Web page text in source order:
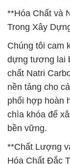
**Hóa Chất và
Trong Xây
Chúng tôi cam
dựng tương lai
chất Natri
nền tảng cho
phối hợp hoàn
chìa khóa để
bền vững.
**Chất Lượng
Hóa Chất Đắc